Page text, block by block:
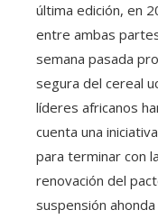
última edición, en
entre ambas
semana pasada
segura del cereal
líderes africanos
cuenta una
para terminar con
renovación del
suspensión